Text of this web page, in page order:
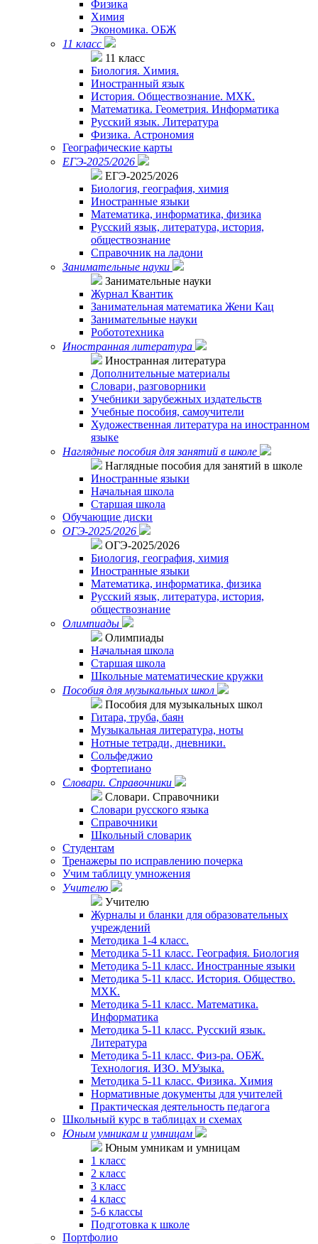
Физика
Химия
Экономика. ОБЖ
11 класс
11 класс
Биология. Химия.
Иностранный язык
История. Обществознание. МХК.
Математика. Геометрия. Информатика
Русский язык. Литература
Физика. Астрономия
Географические карты
ЕГЭ-2025/2026
ЕГЭ-2025/2026
Биология, география, химия
Иностранные языки
Математика, информатика, физика
Русский язык, литература, история,
обществознание
Справочник на ладони
Занимательные науки
Занимательные науки
Журнал Квантик
Занимательная математика Жени Кац
Занимательные науки
Робототехника
Иностранная литература
Иностранная литература
Дополнительные материалы
Словари, разговорники
Учебники зарубежных издательств
Учебные пособия, самоучители
Художественная литература на иностранном
языке
Наглядные пособия для занятий в школе
Наглядные пособия для занятий в школе
Иностранные языки
Начальная школа
Старшая школа
Обучающие диски
ОГЭ-2025/2026
ОГЭ-2025/2026
Биология, география, химия
Иностранные языки
Математика, информатика, физика
Русский язык, литература, история,
обществознание
Олимпиады
Олимпиады
Начальная школа
Старшая школа
Школьные математические кружки
Пособия для музыкальных школ
Пособия для музыкальных школ
Гитара, труба, баян
Музыкальная литература, ноты
Нотные тетради, дневники.
Сольфеджио
Фортепиано
Словари. Справочники
Словари. Справочники
Словари русского языка
Справочники
Школьный словарик
Студентам
Тренажеры по исправлению почерка
Учим таблицу умножения
Учителю
Учителю
Журналы и бланки для образовательных
учреждений
Методика 1-4 класс.
Методика 5-11 класс. География. Биология
Методика 5-11 класс. Иностранные языки
Методика 5-11 класс. История. Общество.
МХК.
Методика 5-11 класс. Математика.
Информатика
Методика 5-11 класс. Русский язык.
Литература
Методика 5-11 класс. Физ-ра. ОБЖ.
Технология. ИЗО. МУзыка.
Методика 5-11 класс. Физика. Химия
Нормативные документы для учителей
Практическая деятельность педагога
Школьный курс в таблицах и схемах
Юным умникам и умницам
Юным умникам и умницам
1 класс
2 класс
3 класс
4 класс
5-6 классы
Подготовка к школе
Портфолио